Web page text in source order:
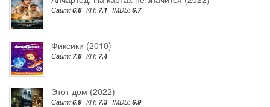
Сайт: 6.8 КП: 7.1 IMDB: 6.7
Фиксики (2010)
Сайт: 7.8 КП: 7.4
Этот дом (2022)
Сайт: 6.9 КП: 7.3 IMDB: 6.9